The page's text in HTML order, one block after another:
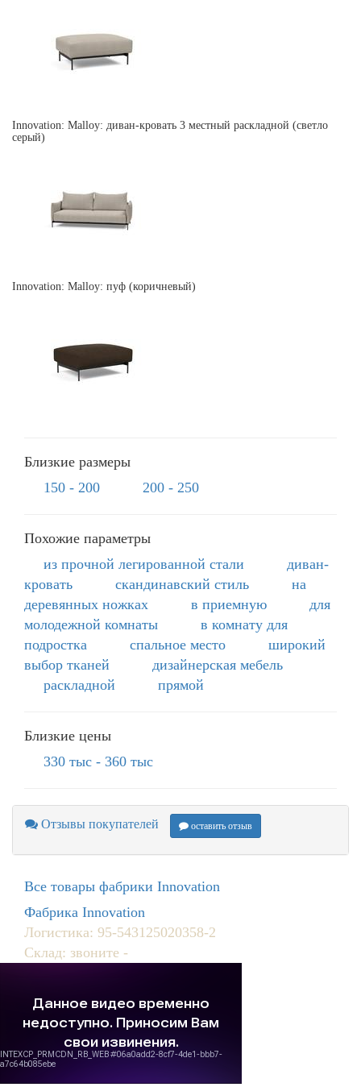
Innovation: Malloy: диван-кровать 3 местный раскладной (светло
серый)
Innovation: Malloy: пуф (коричневый)
Близкие размеры
150 - 200
200 - 250
Похожие параметры
из прочной легированной стали
диван-
кровать
скандинавский стиль
на
деревянных ножках
в приемную
для
молодежной комнаты
в комнату для
подростка
спальное место
широкий
выбор тканей
дизайнерская мебель
раскладной
прямой
Близкие цены
330 тыс - 360 тыс
Отзывы покупателей оставить отзыв
Все товары фабрики Innovation
Фабрика Innovation
Логистика: 95-543125020358-2
Склад: звоните -